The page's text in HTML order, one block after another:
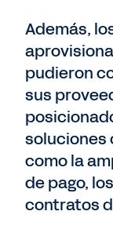
Además,
pudieron
sus
soluciones
como la
de pago,
contratos